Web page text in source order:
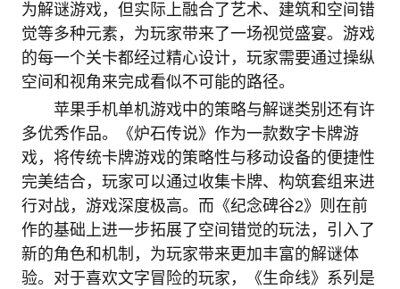
为解谜游戏，但实际上融合了艺术、建筑和空间错
觉等多种元素，为玩家带来了一场视觉盛宴。游戏
的每一个关卡都经过精心设计，玩家需要通过操纵
空间和视角来完成看似不可能的路径。
苹果手机单机游戏中的策略与解谜类别还有许
多优秀作品。《炉石传说》作为一款数字卡牌游
戏，将传统卡牌游戏的策略性与移动设备的便捷性
完美结合，玩家可以通过收集卡牌、构筑套组来进
行对战，游戏深度极高。而《纪念碑谷2》则在前
作的基础上进一步拓展了空间错觉的玩法，引入了
新的角色和机制，为玩家带来更加丰富的解谜体
验。对于喜欢文字冒险的玩家，《生命线》系列是